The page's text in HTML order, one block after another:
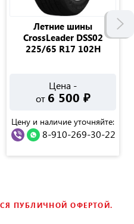
Летние шины
CrossLeader DSS02
225/65 R17 102H
Цена -
от 6 500 ₽
Цену и наличие уточняйте:
8-910-269-30-22
ПУБЛИЧНОЙ ОФЕРТОЙ.